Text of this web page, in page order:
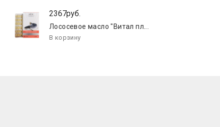
2367руб.
Лососевое масло "Витал пл...